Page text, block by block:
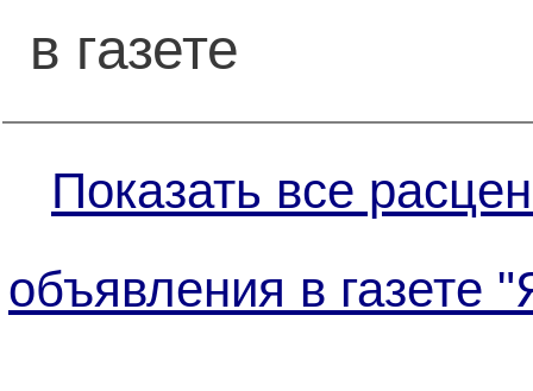
в газете
Показать все
объявления в газете